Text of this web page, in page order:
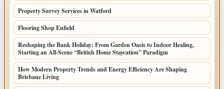
Property Survey Services in Watford
Flooring Shop Enfield
Reshaping the Bank Holiday: From Garden Oasis to Indoor Healing,
Starting an All-Scene “British Home Staycation” Paradigm
How Modern Property Trends and Energy Efficiency Are Shaping
Brisbane Living